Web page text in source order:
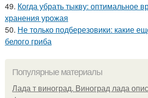
49. Когда убрать тыкву: оптимальное
хранения урожая
50. Не только подберезовики: какие
белого гриба
Популярные материалы
Лада т виноград. Виноград лада